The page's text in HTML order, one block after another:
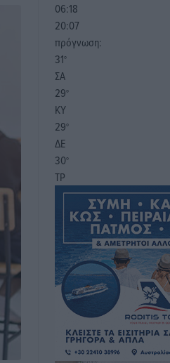
06:18
20:07
πρόγνωση:
31°
ΣΑ
29°
ΚΥ
29°
ΔΕ
30°
ΤΡ